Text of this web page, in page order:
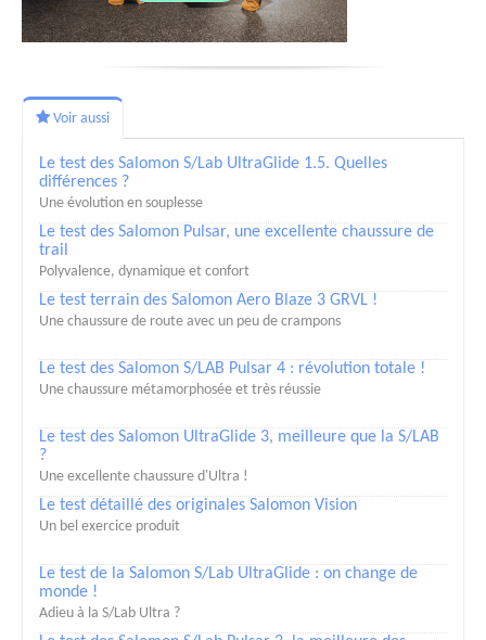
Voir aussi
Le test des Salomon S/Lab UltraGlide 1.5. Quelles
différences ?
Une évolution en souplesse
Le test des Salomon Pulsar, une excellente chaussure de
trail
Polyvalence, dynamique et confort
Le test terrain des Salomon Aero Blaze 3 GRVL !
Une chaussure de route avec un peu de crampons
Le test des Salomon S/LAB Pulsar 4 : révolution totale !
Une chaussure métamorphosée et très réussie
Le test des Salomon UltraGlide 3, meilleure que la S/LAB
?
Une excellente chaussure d'Ultra !
Le test détaillé des originales Salomon Vision
Un bel exercice produit
Le test de la Salomon S/Lab UltraGlide : on change de
monde !
Adieu à la S/Lab Ultra ?